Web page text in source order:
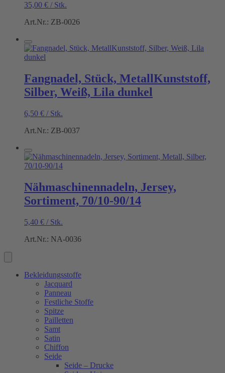
35,00 € / Stk.
Art.Nr.: ZB-0026
Fangnadel, Stück, MetallKunststoff,
Silber, Weiß, Lila dunkel
6,50 € / Stk.
Art.Nr.: ZB-0037
Nähmaschinennadeln, Jersey,
Sortiment, 70/10-90/14
5,40 € / Stk.
Art.Nr.: NA-0036
Bekleidungsstoffe
Jacquard
Panneau
Festliche Stoffe
Spitze
Pailletten
Samt
Satin
Chiffon
Seide
Seide – Drucke